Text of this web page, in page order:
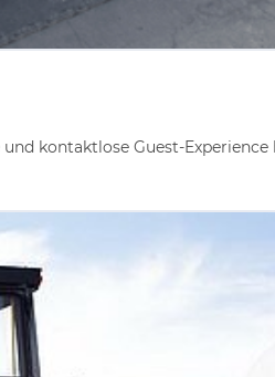
kontaktlose Guest-Experience